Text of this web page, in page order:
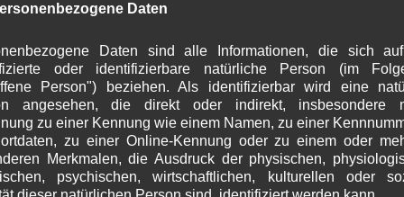
Daten
Daten sind alle Informationen, die sich
oder identifizierbare natürliche Person (im
Person") beziehen. Als identifizierbar wird eine
angesehen, die direkt oder indirekt, insbesondere
zu einer Kennung wie einem Namen, zu einer
zu einer Online-Kennung oder zu einem oder
Merkmalen, die Ausdruck der physischen,
psychischen, wirtschaftlichen, kulturellen oder